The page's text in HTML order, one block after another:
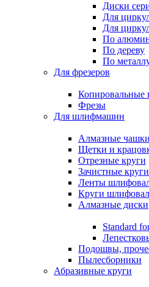
Диски
Для
Для
По
По дереву
По
Для фрезеров
Копировальные
Фрезы
Для шлифмашин
Алмазные чашки
Щетки и
Отрезные круги
Зачистные круги
Ленты
Круги
Алмазные диски
Standard
Подошвы,
Пылесборники
Абразивные круги